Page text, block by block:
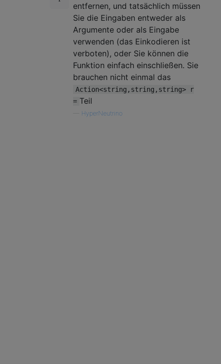
entfernen, und tatsächlich müssen
Sie die Eingaben entweder als
Argumente oder als Eingabe
verwenden (das Einkodieren ist
verboten), oder Sie können die
Funktion einfach einschließen. Sie
brauchen nicht einmal das
Action<string,string,string> r
= Teil
HyperNeutrino